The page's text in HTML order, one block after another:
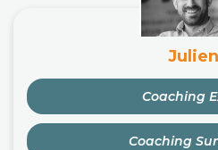
Coaching
Coaching